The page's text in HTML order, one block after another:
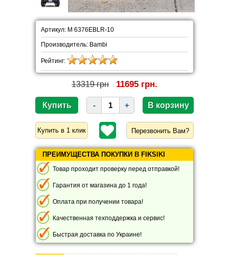
Артикул: M 6376EBLR-10
Производитель: Bambi
Рейтинг:
13319 грн 11695 грн.
- +
Перезвонить Вам?
ПРЕИМУЩЕСТВА ПОКУПКИ В FIKSIKI
Товар проходит проверку перед отправкой!
Гарантия от магазина до 1 года!
Оплата при получении товара!
Качественная техподдержка и сервис!
Быстрая доставка по Украине!